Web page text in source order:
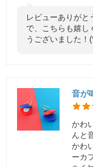
レビューありがと
で、こちらも嬉し
うございました！
音が
かわ
んと
かわ
ーカ